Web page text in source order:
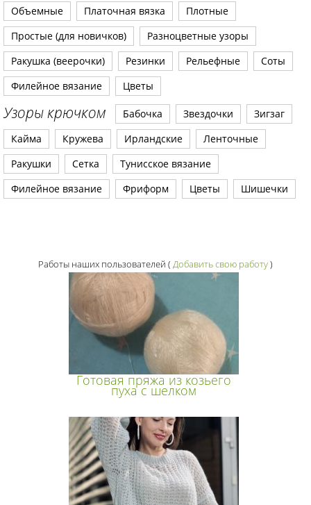
Объемные
Платочная вязка
Плотные
Простые (для новичков)
Разноцветные узоры
Ракушка (веерочки)
Резинки Рельефные
Соты
Филейное вязание
Цветы
Узоры крючком Бабочка Звездочки
Зигзаг
Кайма
Кружева Ирландские
Ленточные
Ракушки
Сетка
Тунисское вязание
Филейное вязание
Фриформ Цветы Шишечки
Работы наших пользователей ( Добавить свою работу)
Готовая пряжа из козьего
пуха с шелком